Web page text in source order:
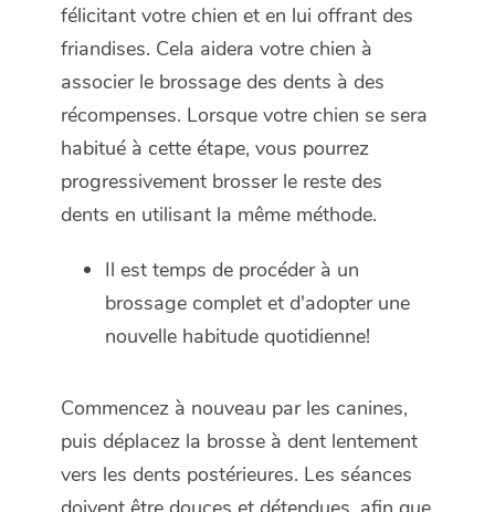
félicitant votre chien et en lui offrant des
friandises. Cela aidera votre chien à
associer le brossage des dents à des
récompenses. Lorsque votre chien se sera
habitué à cette étape, vous pourrez
progressivement brosser le reste des
dents en utilisant la même méthode.
Il est temps de procéder à un
brossage complet et d'adopter une
nouvelle habitude quotidienne!
Commencez à nouveau par les canines,
puis déplacez la brosse à dent lentement
vers les dents postérieures. Les séances